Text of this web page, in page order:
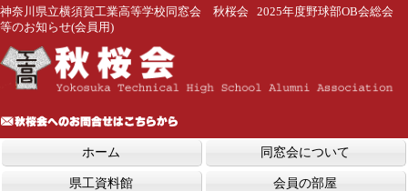
神奈川県立横須賀工業高等学校同窓会 秋桜会 2025年度野球部OB会総会
等のお知らせ(会員用)
ホーム 同窓会について
県工資料館 会員の部屋